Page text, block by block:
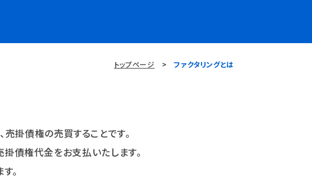
トップページ ファクタリングとは
売掛債権の売買することです。
債権代金をお支払いたします。
。